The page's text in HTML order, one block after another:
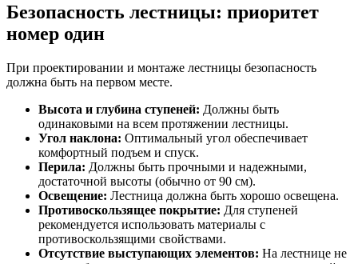
Безопасность лестницы: приоритет
номер один
При проектировании и монтаже лестницы безопасность
должна быть на первом месте.
Высота и глубина ступеней: Должны быть
одинаковыми на всем протяжении лестницы.
Угол наклона: Оптимальный угол обеспечивает
комфортный подъем и спуск.
Перила: Должны быть прочными и надежными,
достаточной высоты (обычно от 90 см).
Освещение: Лестница должна быть хорошо освещена.
Противоскользящее покрытие: Для ступеней
рекомендуется использовать материалы с
противоскользящими свойствами.
Отсутствие выступающих элементов: На лестнице не